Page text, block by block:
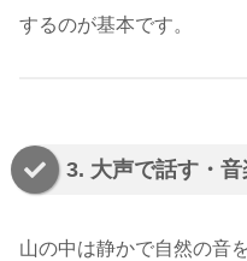
するのが基本です。
3. 大声で話す・
山の中は静かで自然の音